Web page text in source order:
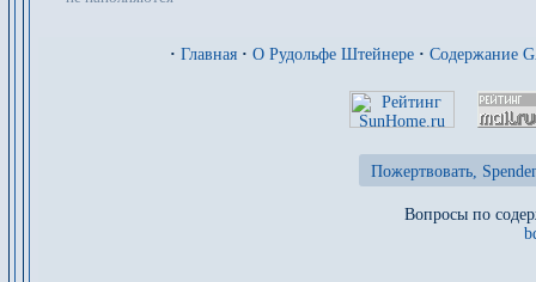
· Главная · О Рудольфе Штейнере · Содержание
Пожертвовать,
Вопросы по